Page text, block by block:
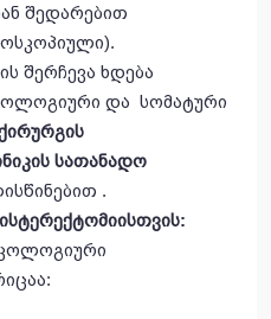
შედარებით
შერჩევა ხდება
და სომატური
სათანადო
.
: